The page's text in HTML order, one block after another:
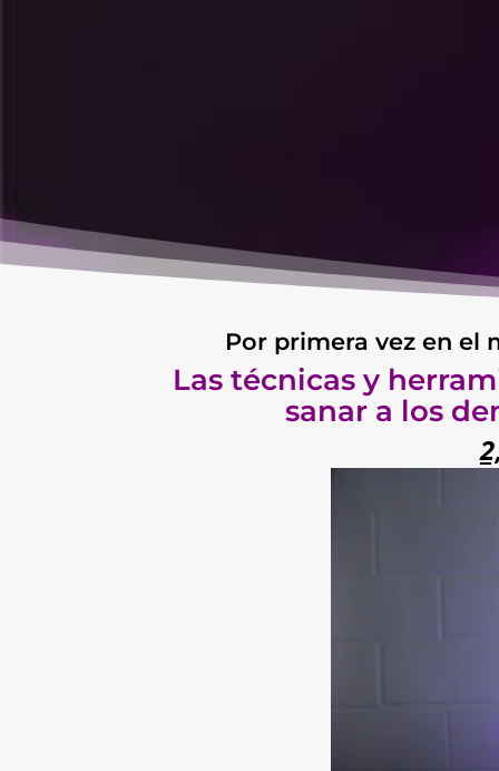
Por primera vez en el
Las técnicas y
sanar a los